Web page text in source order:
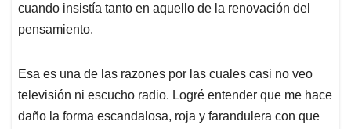
cuando insistía tanto en aquello de la renovación del
pensamiento.
Esa es una de las razones por las cuales casi no veo
televisión ni escucho radio. Logré entender que me hace
daño la forma escandalosa, roja y farandulera con que